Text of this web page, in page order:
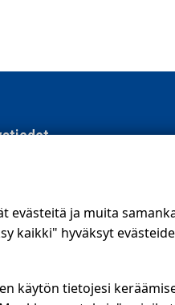
56 400
evästeitä ja muita
kaikki" hyväksyt
käytön tietojesi